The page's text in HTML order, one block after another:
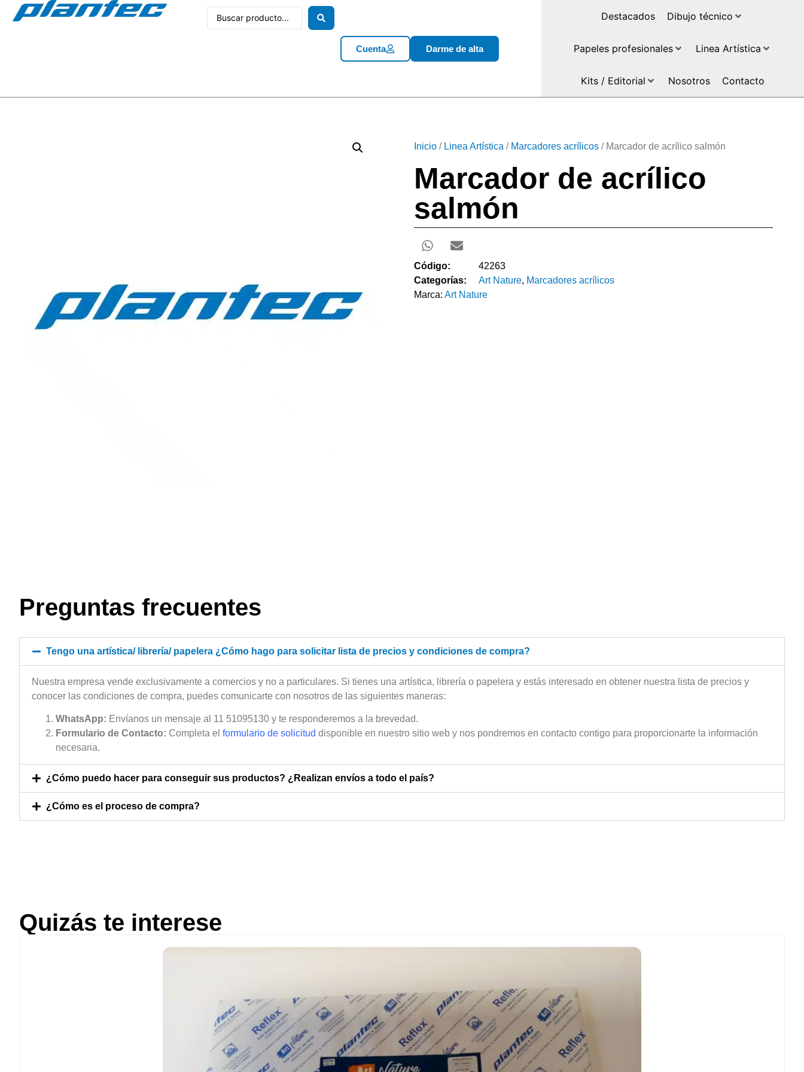
Cuenta Darme de alta
Destacados Dibujo técnico
Papeles profesionales Linea Artística
Kits / Editorial Nosotros Contacto
Inicio / Linea Artística / Marcadores acrílicos / Marcador de acrílico salmón
Marcador de acrílico
salmón
Código:
42263
Categorías:
Art Nature, Marcadores acrílicos
Marca: Art Nature
Preguntas frecuentes
Tengo una artística/ librería/ papelera ¿Cómo hago para solicitar lista de precios y condiciones de compra?
Nuestra empresa vende exclusivamente a comercios y no a particulares. Si tienes una artística, librería o papelera y estás interesado en obtener nuestra lista de precios y
conocer las condiciones de compra, puedes comunicarte con nosotros de las siguientes maneras:
WhatsApp: Envíanos un mensaje al 11 51095130 y te responderemos a la brevedad.
Formulario de Contacto: Completa el formulario de solicitud disponible en nuestro sitio web y nos pondremos en contacto contigo para proporcionarte la información
necesaria.
¿Cómo puedo hacer para conseguir sus productos? ¿Realizan envíos a todo el país?
¿Cómo es el proceso de compra?
Quizás te interese